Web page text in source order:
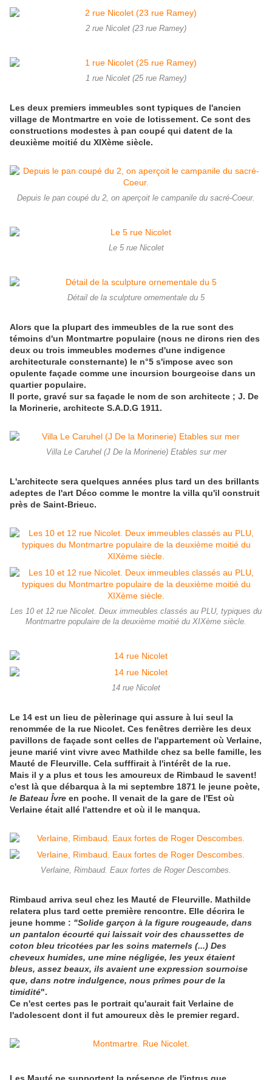
2 rue Nicolet (23 rue Ramey)
1 rue Nicolet (25 rue Ramey)
Les deux premiers immeubles sont typiques de l'ancien
village de Montmartre en voie de lotissement. Ce sont des
constructions modestes à pan coupé qui datent de la
deuxième moitié du XIXème siècle.
Depuis le pan coupé du 2, on aperçoit le campanile du sacré-Coeur.
Le 5 rue Nicolet
Détail de la sculpture ornementale du 5
Alors que la plupart des immeubles de la rue sont des
témoins d'un Montmartre populaire (nous ne dirons rien des
deux ou trois immeubles modernes d'une indigence
architecturale consternante) le n°5 s'impose avec son
opulente façade comme une incursion bourgeoise dans un
quartier populaire.
Il porte, gravé sur sa façade le nom de son architecte ; J. De
la Morinerie, architecte S.A.D.G 1911.
Villa Le Caruhel (J De la Morinerie) Etables sur mer
L'architecte sera quelques années plus tard un des brillants
adeptes de l'art Déco comme le montre la villa qu'il construit
près de Saint-Brieuc.
Les 10 et 12 rue Nicolet. Deux immeubles classés au PLU, typiques du
Montmartre populaire de la deuxième moitié du XIXème siècle.
14 rue Nicolet
Le 14 est un lieu de pèlerinage qui assure à lui seul la
renommée de la rue Nicolet. Ces fenêtres derrière les deux
pavillons de façade sont celles de l'appartement où Verlaine,
jeune marié vint vivre avec Mathilde chez sa belle famille, les
Mauté de Fleurville. Cela sufffirait à l'intérêt de la rue.
Mais il y a plus et tous les amoureux de Rimbaud le savent!
c'est là que débarqua à la mi septembre 1871 le jeune poète,
le Bateau Îvre en poche. Il venait de la gare de l'Est où
Verlaine était allé l'attendre et où il le manqua.
Verlaine, Rimbaud. Eaux fortes de Roger Descombes.
Rimbaud arriva seul chez les Mauté de Fleurville. Mathilde
relatera plus tard cette première rencontre. Elle décrira le
jeune homme : "Solide garçon à la figure rougeaude, dans
un pantalon écourté qui laissait voir des chaussettes de
coton bleu tricotées par les soins maternels (...) Des
cheveux humides, une mine négligée, les yeux étaient
bleus, assez beaux, ils avaient une expression sournoise
que, dans notre indulgence, nous prîmes pour de la
timidité".
Ce n'est certes pas le portrait qu'aurait fait Verlaine de
l'adolescent dont il fut amoureux dès le premier regard.